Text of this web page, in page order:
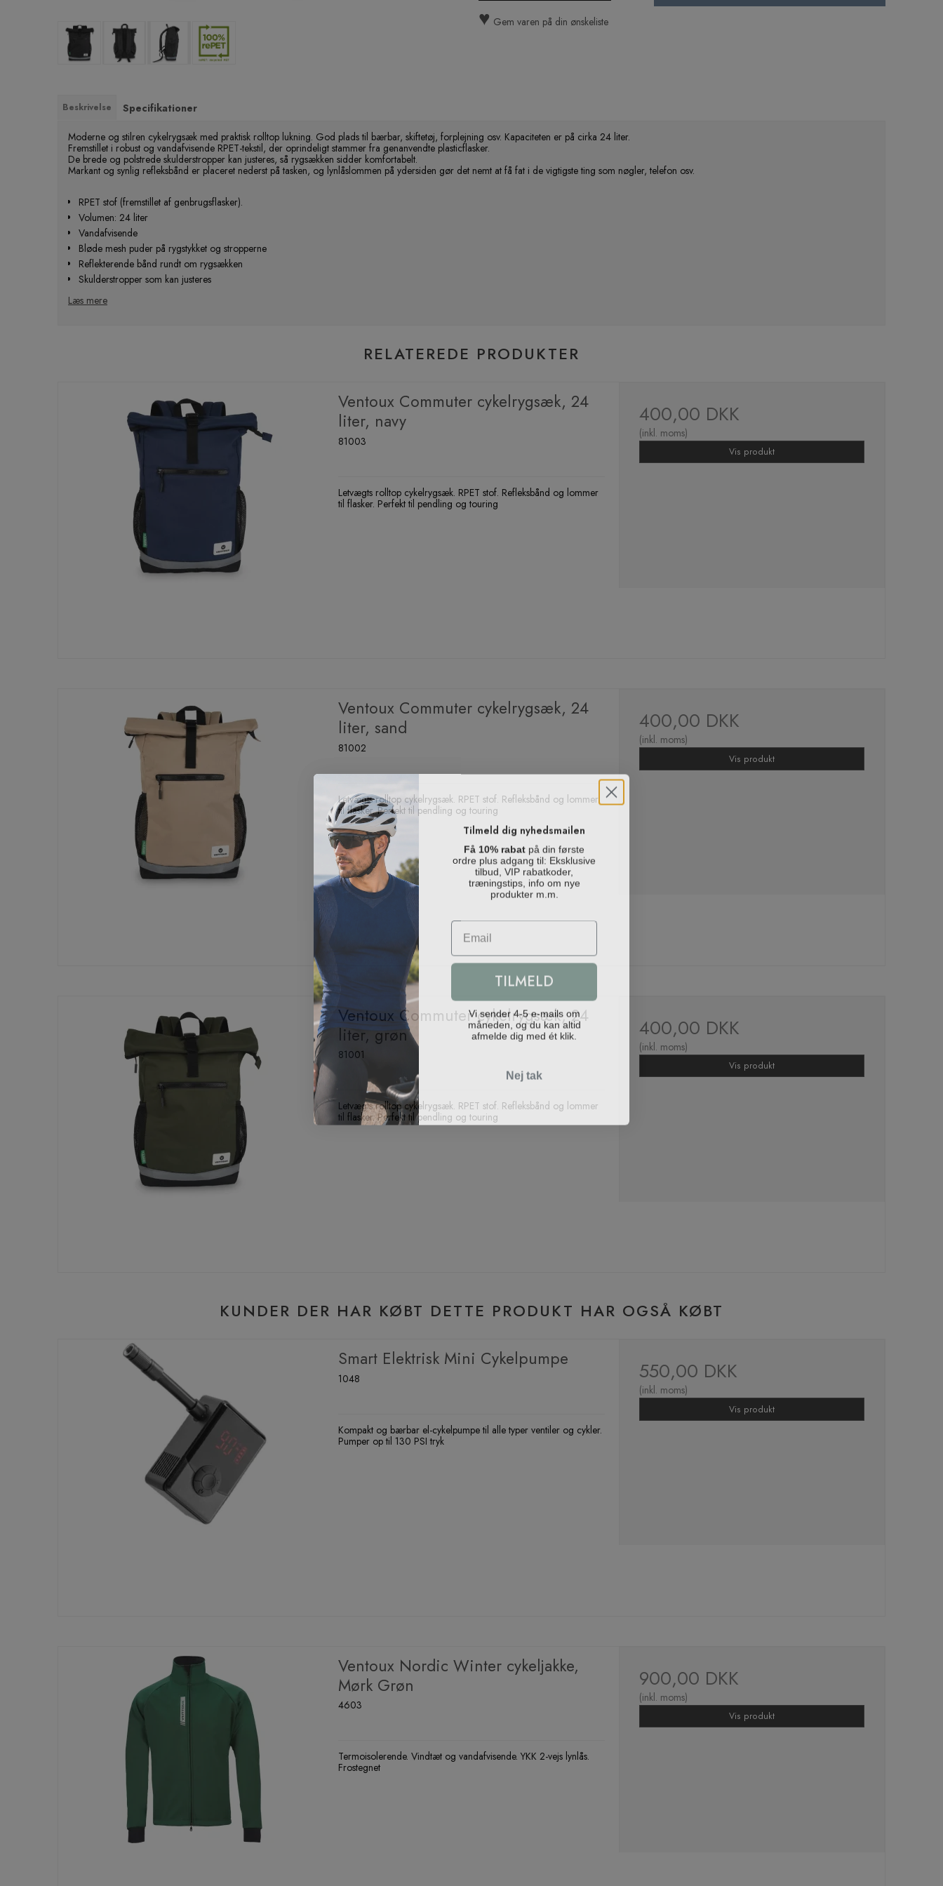
♥ Gem varen på din ønskeliste
Beskrivelse Specifikationer
Moderne og stilren cykelrygsæk med praktisk rolltop lukning. God plads til bærbar, skiftetøj, forplejning osv. Kapaciteten er på cirka 24 liter.
Fremstillet i robust og vandafvisende RPET-tekstil, der oprindeligt stammer fra genanvendte plasticflasker.
De brede og polstrede skulderstropper kan justeres, så rygsækken sidder komfortabelt.
Markant og synlig refleksbånd er placeret nederst på tasken, og lynlåslommen på ydersiden gør det nemt at få fat i de vigtigste ting som nøgler, telefon osv.
RPET stof (fremstillet af genbrugsflasker).
Volumen: 24 liter
Vandafvisende
Bløde mesh puder på rygstykket og stropperne
Reflekterende bånd rundt om rygsækken
Skulderstropper som kan justeres
1 foret rum til f.eks. bærbar pc (op til 15 tommer)
Læs mere
RELATEREDE PRODUKTER
Ventoux Commuter cykelrygsæk, 24
liter, navy
81003
Letvægts rolltop cykelrygsæk. RPET stof. Refleksbånd og lommer
til flasker. Perfekt til pendling og touring
400,00 DKK
(inkl. moms)
Vis produkt
Ventoux Commuter cykelrygsæk, 24
liter, sand
81002
Letvægts rolltop cykelrygsæk. RPET stof. Refleksbånd og lommer
til flasker. Perfekt til pendling og touring
400,00 DKK
(inkl. moms)
Vis produkt
Ventoux Commuter cykelrygsæk, 24
liter, grøn
81001
Letvægts rolltop cykelrygsæk. RPET stof. Refleksbånd og lommer
til flasker. Perfekt til pendling og touring
400,00 DKK
(inkl. moms)
Vis produkt
KUNDER DER HAR KØBT DETTE PRODUKT HAR OGSÅ KØBT
Smart Elektrisk Mini Cykelpumpe
1048
Kompakt og bærbar el-cykelpumpe til alle typer ventiler og cykler.
Pumper op til 130 PSI tryk
550,00 DKK
(inkl. moms)
Vis produkt
Ventoux Nordic Winter cykeljakke,
Mørk Grøn
4603
Termoisolerende. Vindtæt og vandafvisende. YKK 2-vejs lynlås.
Frostegnet
900,00 DKK
(inkl. moms)
Vis produkt
Tilmeld dig nyhedsmailen
Få 10% rabat
på din første
ordre plus adgang til: Eksklusive
tilbud, VIP rabatkoder,
træningstips, info om nye
produkter m.m.
Email
TILMELD
Vi sender 4-5 e-mails om
måneden, og du kan altid
afmelde dig med ét klik.
Nej tak